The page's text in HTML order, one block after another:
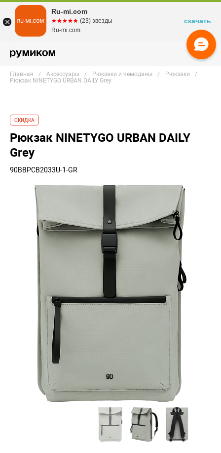
Главная Аксессуары Рюкзаки и чемоданы
Рюкзаки
Рюкзак NINETYGO URBAN DAILY Grey
СКИДКА
Рюкзак NINETYGO URBAN DAILY
Grey
90BBPCB2033U-1-GR
Ru-mi.com
☆☆☆☆☆
★★★★★ (23) звезды
Ru-mi.com
скачать